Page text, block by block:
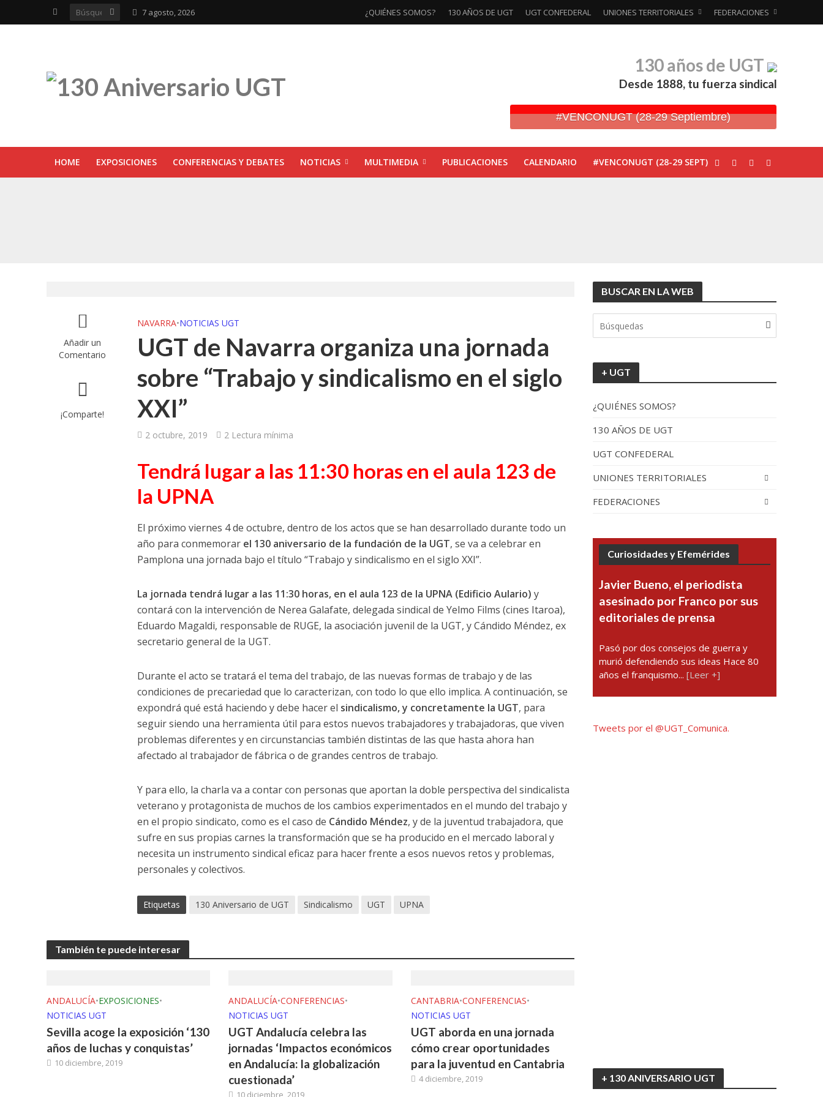
7 agosto, 2026 ¿QUIÉNES SOMOS? 130 AÑOS DE UGT UGT CONFEDERAL UNIONES TERRITORIALES FEDERACIONES
130 años de UGT
Desde 1888, tu fuerza sindical
#VENCONUGT (28-29 Septiembre)
HOME EXPOSICIONES CONFERENCIAS Y DEBATES NOTICIAS MULTIMEDIA PUBLICACIONES CALENDARIO #VENCONUGT (28-29 SEPT)
Clausurada la exposición ‘130 aniversario’ en Las Palmas de Gran Canaria
Rivas acoge la exposición ‘130 Años de Luchas y Conquistas’
El Ayuntamiento de Sevilla acogerá la exposición 130 aniversario con la que UGT comenzó su recorrido por España
Añadir un
Comentario
¡Comparte!
NAVARRA•NOTICIAS UGT
UGT de Navarra organiza una jornada
sobre “Trabajo y sindicalismo en el siglo
XXI”
2 octubre, 2019 2 Lectura mínima
Tendrá lugar a las 11:30 horas en el aula 123 de
la UPNA
El próximo viernes 4 de octubre, dentro de los actos que se han desarrollado durante todo un
año para conmemorar el 130 aniversario de la fundación de la UGT, se va a celebrar en
Pamplona una jornada bajo el título “Trabajo y sindicalismo en el siglo XXI”.
La jornada tendrá lugar a las 11:30 horas, en el aula 123 de la UPNA (Edificio Aulario) y
contará con la intervención de Nerea Galafate, delegada sindical de Yelmo Films (cines Itaroa),
Eduardo Magaldi, responsable de RUGE, la asociación juvenil de la UGT, y Cándido Méndez, ex
secretario general de la UGT.
Durante el acto se tratará el tema del trabajo, de las nuevas formas de trabajo y de las
condiciones de precariedad que lo caracterizan, con todo lo que ello implica. A continuación, se
expondrá qué está haciendo y debe hacer el sindicalismo, y concretamente la UGT, para
seguir siendo una herramienta útil para estos nuevos trabajadores y trabajadoras, que viven
problemas diferentes y en circunstancias también distintas de las que hasta ahora han
afectado al trabajador de fábrica o de grandes centros de trabajo.
Y para ello, la charla va a contar con personas que aportan la doble perspectiva del sindicalista
veterano y protagonista de muchos de los cambios experimentados en el mundo del trabajo y
en el propio sindicato, como es el caso de Cándido Méndez, y de la juventud trabajadora, que
sufre en sus propias carnes la transformación que se ha producido en el mercado laboral y
necesita un instrumento sindical eficaz para hacer frente a esos nuevos retos y problemas,
personales y colectivos.
Etiquetas 130 Aniversario de UGT Sindicalismo UGT UPNA
También te puede interesar
ANDALUCÍA•EXPOSICIONES•
NOTICIAS UGT
Sevilla acoge la exposición ‘130
años de luchas y conquistas’
10 diciembre, 2019
ANDALUCÍA•CONFERENCIAS•
NOTICIAS UGT
UGT Andalucía celebra las
jornadas ‘Impactos económicos
en Andalucía: la globalización
cuestionada’
10 diciembre, 2019
CANTABRIA•CONFERENCIAS•
NOTICIAS UGT
UGT aborda en una jornada
cómo crear oportunidades
para la juventud en Cantabria
4 diciembre, 2019
BUSCAR EN LA WEB
+ UGT
¿QUIÉNES SOMOS?
130 AÑOS DE UGT
UGT CONFEDERAL
UNIONES TERRITORIALES
FEDERACIONES
Curiosidades y Efemérides
Javier Bueno, el periodista
asesinado por Franco por sus
editoriales de prensa
Pasó por dos consejos de guerra y
murió defendiendo sus ideas Hace 80
años el franquismo...[Leer +]
Tweets por el @UGT_Comunica.
+ 130 ANIVERSARIO UGT